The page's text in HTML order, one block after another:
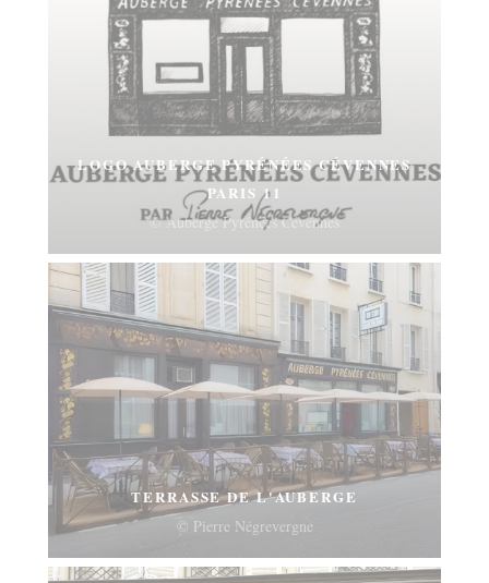
LOGO AUBERGE PYRÉNÉES CÉVENNES
PARIS 11
© Auberge Pyrénées Cévennes
TERRASSE DE L'AUBERGE
© Pierre Négrevergne